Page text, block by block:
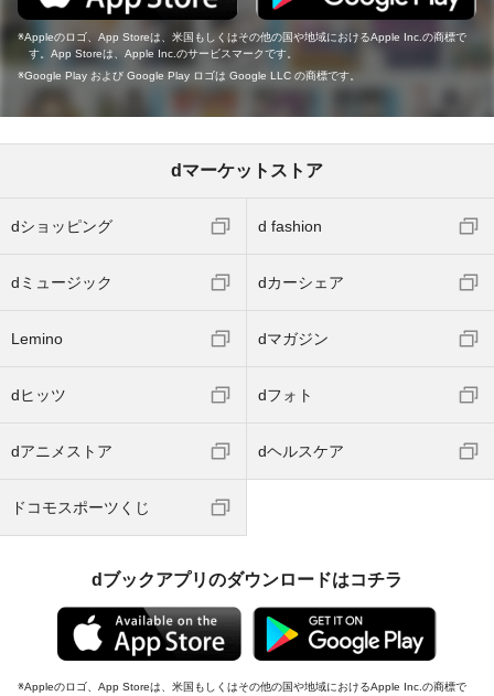
Appleのロゴ、App Storeは、米国もしくはその他の国や地域におけるApple Inc.の商標で
す。App Storeは、Apple Inc.のサービスマークです。
Google Play および Google Play ロゴは Google LLC の商標です。
dマーケットストア
dショッピング d fashion
dミュージック dカーシェア
Lemino dマガジン
dヒッツ dフォト
dアニメストア dヘルスケア
ドコモスポーツくじ
dブックアプリのダウンロードはコチラ
Appleのロゴ、App Storeは、米国もしくはその他の国や地域におけるApple Inc.の商標で